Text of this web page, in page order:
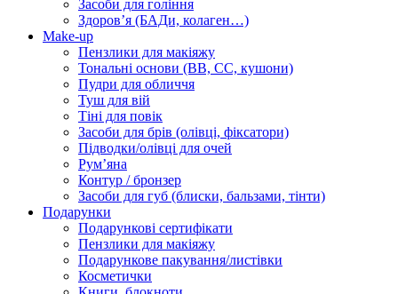
Засоби для гоління
Здоровʼя (БАДи, колаген…)
Make-up
Пензлики для макіяжу
Тональні основи (BB, CC, кушони)
Пудри для обличчя
Туш для вій
Тіні для повік
Засоби для брів (олівці, фіксатори)
Підводки/олівці для очей
Румʼяна
Контур / бронзер
Засоби для губ (блиски, бальзами, тінти)
Подарунки
Подарункові сертифікати
Пензлики для макіяжу
Подарункове пакування/листівки
Косметички